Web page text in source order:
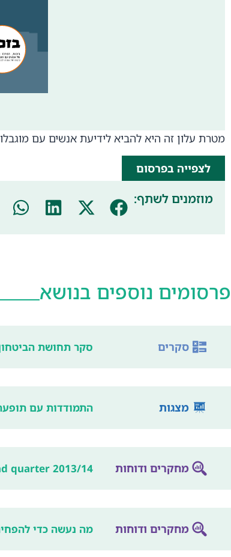
מטרת עלון זה היא להביא לידיעת אנשים עם
לצפייה בפרסום
מוזמנים לשתף:
פרסומים נוספים בנושא
סקרים סקר תחושת
מצגות התמודדות עם
מחקרים ודוחות quarter 2013/14
מחקרים ודוחות מה נעשה כדי